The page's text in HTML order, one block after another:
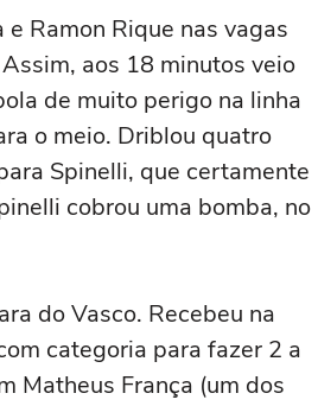
Ramon Rique nas vagas
aos 18 minutos veio
de muito perigo na linha
o meio. Driblou quatro
Spinelli, que certamente
cobrou uma bomba, no
do Vasco. Recebeu na
categoria para fazer 2 a
Matheus França (um dos